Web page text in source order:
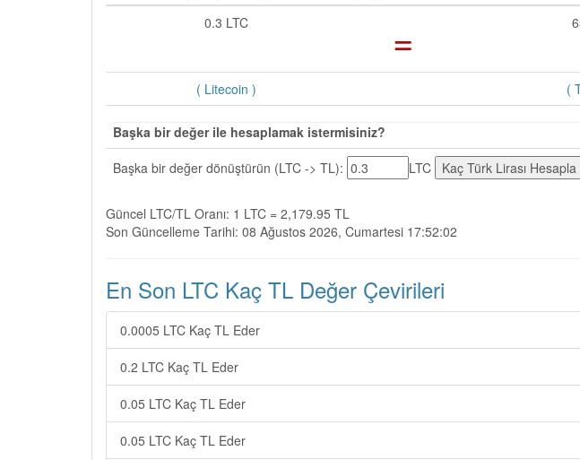
0.3 LTC
=
( Litecoin ) (
Başka bir değer ile hesaplamak istermisiniz?
Başka bir değer dönüştürün (LTC -> TL):
LTC
Güncel LTC/TL Oranı: 1 LTC = 2,179.95 TL
Son Güncelleme Tarihi: 08 Ağustos 2026, Cumartesi 17:52:02
En Son LTC Kaç TL Değer Çevirileri
0.0005 LTC Kaç TL Eder
0.2 LTC Kaç TL Eder
0.05 LTC Kaç TL Eder
0.05 LTC Kaç TL Eder